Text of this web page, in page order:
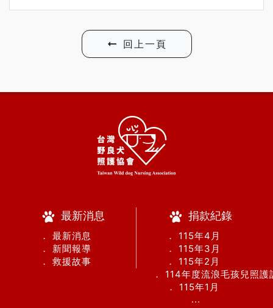
回上一頁
最新消息
． 最新消息
． 新聞報導
． 救援故事
捐款紀錄
． 115年4月
． 115年3月
． 115年2月
． 114年度流浪毛孩兒照
． 115年1月
...